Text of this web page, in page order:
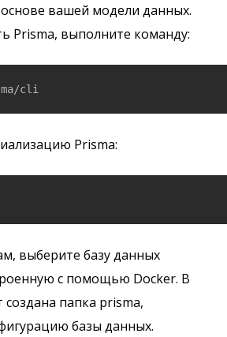
вашей модели данных.
Prisma, выполните команду:
cli
Prisma:
выберите базу данных
с помощью Docker. В
создана папка prisma,
базы данных.